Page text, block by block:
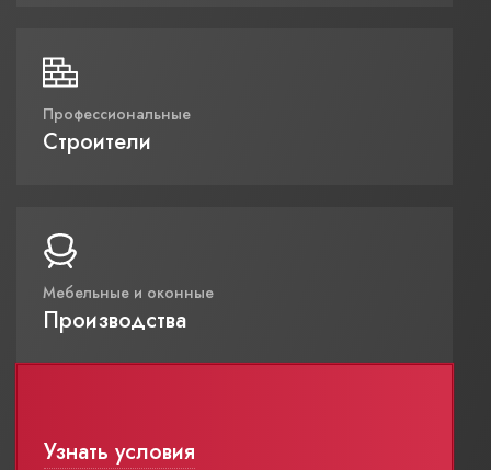
Профессиональные
Строители
Мебельные и оконные
Производства
Узнать условия